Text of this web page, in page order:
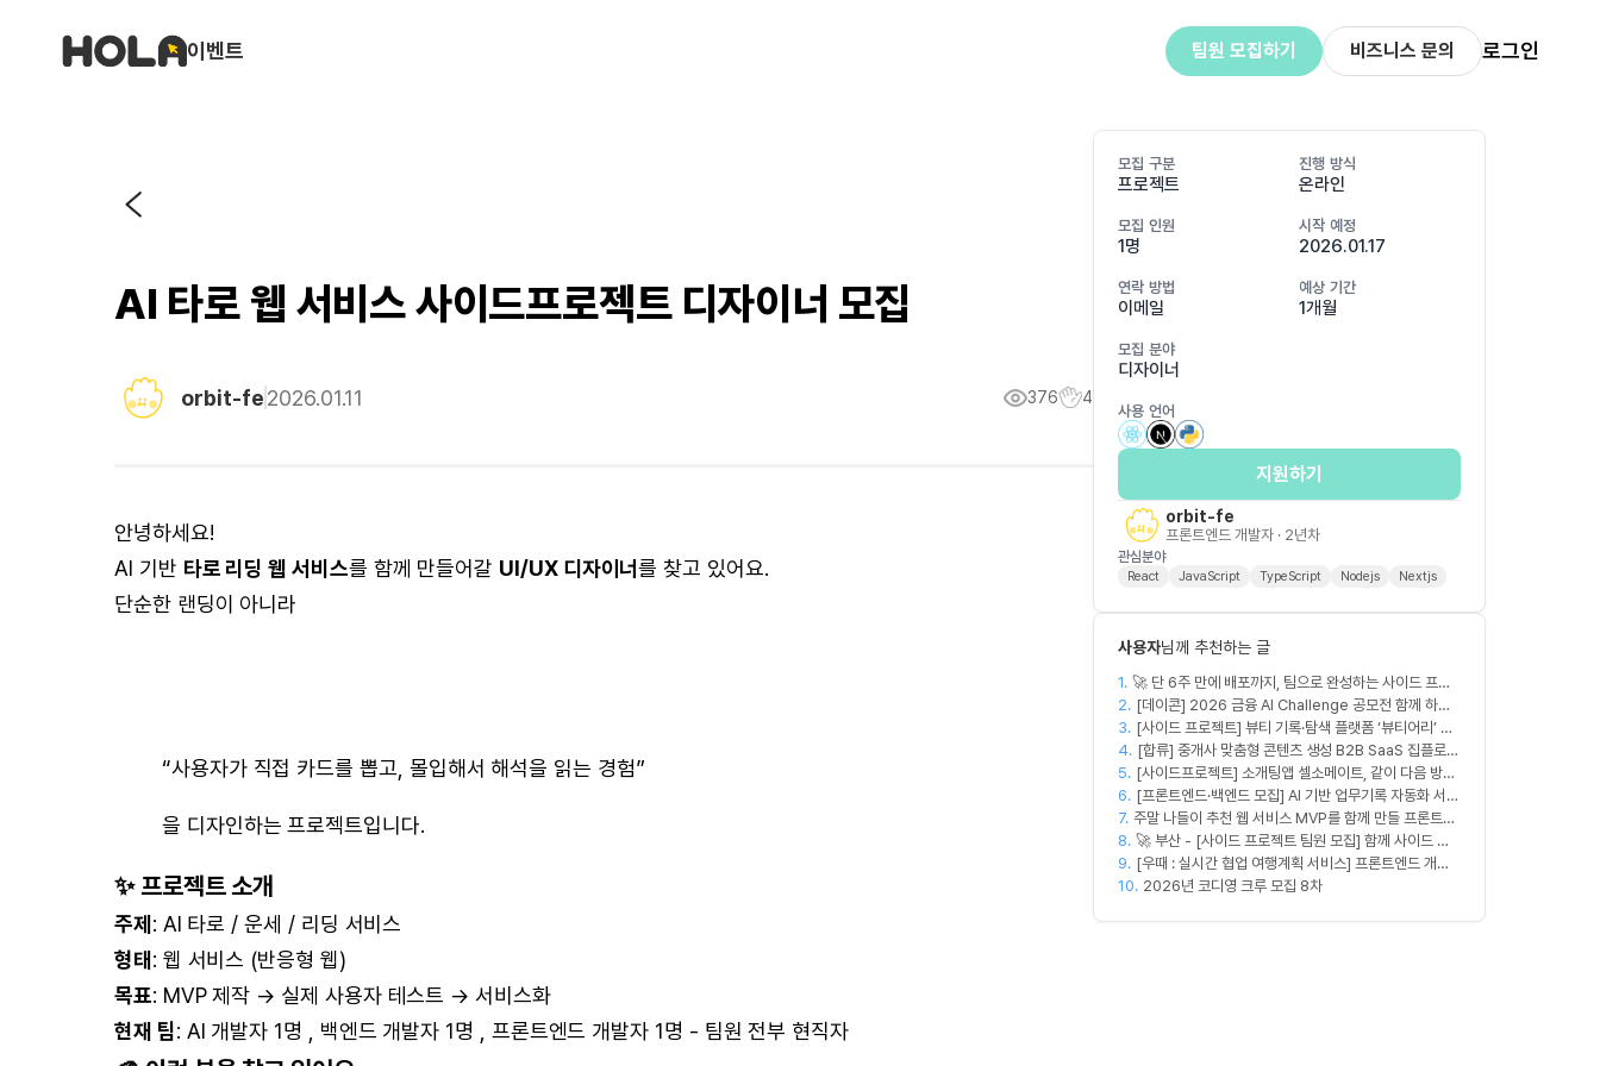
이벤트 팀원 모집하기 비즈니스 문의 로그인
AI 타로 웹 서비스 사이드프로젝트 디자이너 모집
orbit-fe2026.01.11 376 4
안녕하세요!
AI 기반 타로 리딩 웹 서비스를 함께 만들어갈 UI/UX 디자이너를 찾고 있어요.
단순한 랜딩이 아니라
“사용자가 직접 카드를 뽑고, 몰입해서 해석을 읽는 경험”
을 디자인하는 프로젝트입니다.
✨ 프로젝트 소개
주제 : AI 타로 / 운세 / 리딩 서비스
형태 : 웹 서비스 (반응형 웹)
목표: MVP 제작 → 실제 사용자 테스트 → 서비스화
현재 팀: AI 개발자 1명 , 백엔드 개발자 1명 , 프론트엔드 개발자 1명 - 팀원 전부 현직자
모집 구분
프로젝트
진행 방식
온라인
모집 인원
1명
시작 예정
2026.01.17
연락 방법
이메일
예상 기간
1개월
모집 분야
디자이너
사용 언어
지원하기
orbit-fe
프론트엔드 개발자 · 2년차
관심분야
React JavaScript TypeScript Nodejs Nextjs
사용자님께 추천하는 글
1. 🚀 단 6주 만에 배포까지, 팀으로 완성하는 사이드 프로
젝트 [스위프 웹 15기] 🚀
2. [데이콘] 2026 금융 AI Challenge 공모전 함께 하실
프론트엔드, 백엔드, 디자이너 구합니다!
3. [사이드 프로젝트] 뷰티 기록·탐색 플랫폼 ‘뷰티어리’ 디
자이너·프론트엔드·백엔드 팀원을 모집합니다
4. [합류] 중개사 맞춤형 콘텐츠 생성 B2B SaaS 집플로우
과 함께 하실 멤버를 모집합니다!
5. [사이드프로젝트] 소개팅앱 셀소메이트, 같이 다음 방향
잡아볼 분 구합니다
6. [프론트엔드·백엔드 모집] AI 기반 업무기록 자동화 서비
스 MVP 개발
7. 주말 나들이 추천 웹 서비스 MVP를 함께 만들 프론트엔
드/디자이너 모집합니다
8. 🚀 부산 - [사이드 프로젝트 팀원 모집] 함께 사이드 프
로젝트 진행할 팀원 모집합니다. 🚀
9. [우때 : 실시간 협업 여행계획 서비스] 프론트엔드 개발
자 팀원을 모집합니다
10. 2026년 코디영 크루 모집 8차